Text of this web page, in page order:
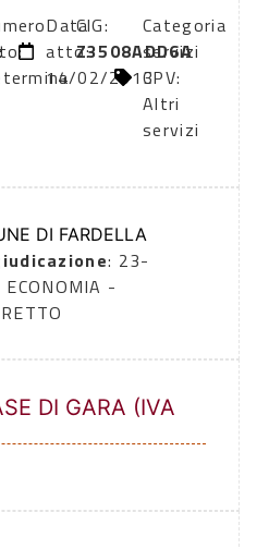
Data
atto:
14/02/2013
CIG:
Z3508ADD6A
Categoria
servizi
CPV:
Altri
servizi
DI FARDELLA
: 23-
-
DI GARA (IVA